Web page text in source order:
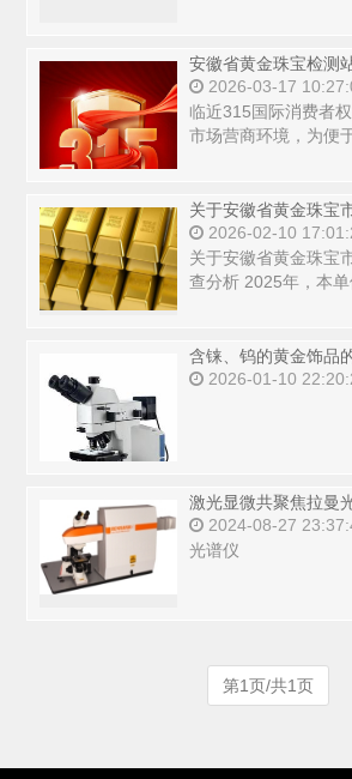
安徽省黄金珠宝检测
2026-03-17
临近315国际消费者
市场营商环境，为便
2026-02-10
关于安徽省黄金珠宝
查分析 2025年，本
含铼、钨的黄金饰品
2026-01-10
激光显微共聚焦拉曼
2024-08-27
光谱仪
第1页/共1页